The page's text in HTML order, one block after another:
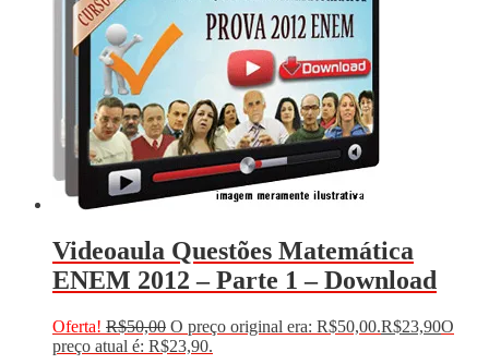
Videoaula Questões Matemática
ENEM 2012 – Parte 1 – Download
Oferta! R$50,00 O preço original era: R$50,00.R$23,90O
preço atual é: R$23,90.